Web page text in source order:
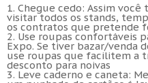
1. Chegue cedo: Assim
visitar todos os stands,
os contratos que pretende
2. Use roupas confortáveis
Expo. Se tiver bazar/venda
use roupas que facilitem a
desconto para noivas
3. Leve caderno e caneta: